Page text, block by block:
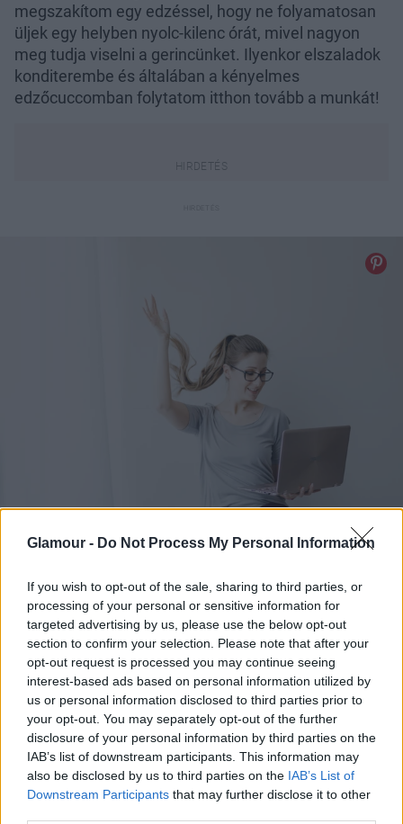
Glamour - Do Not Process My Personal Information
If you wish to opt-out of the sale, sharing to third parties, or
processing of your personal or sensitive information for
targeted advertising by us, please use the below opt-out
section to confirm your selection. Please note that after your
opt-out request is processed you may continue seeing
interest-based ads based on personal information utilized by
us or personal information disclosed to third parties prior to
your opt-out. You may separately opt-out of the further
disclosure of your personal information by third parties on the
IAB’s list of downstream participants. This information may
also be disclosed by us to third parties on the IAB’s List of
Downstream Participants that may further disclose it to other
megszakítom egy edzéssel, hogy ne folyamatosan
üljek egy helyben nyolc-kilenc órát, mivel nagyon
meg tudja viselni a gerincünket. Ilyenkor elszaladok
konditerembe és általában a kényelmes
edzőcuccomban folytatom itthon tovább a munkát!